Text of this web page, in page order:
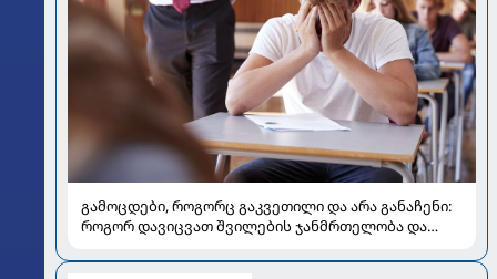
გამოცდები, როგორც გაკვეთილი და არა განაჩენი:
როგორ დავიცვათ შვილების ჯანმრთელობა და